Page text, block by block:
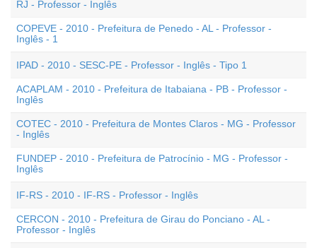
RJ - Professor - Inglês
COPEVE - 2010 - Prefeitura de Penedo - AL - Professor -
Inglês - 1
IPAD - 2010 - SESC-PE - Professor - Inglês - Tipo 1
ACAPLAM - 2010 - Prefeitura de Itabaiana - PB - Professor -
Inglês
COTEC - 2010 - Prefeitura de Montes Claros - MG - Professor
- Inglês
FUNDEP - 2010 - Prefeitura de Patrocínio - MG - Professor -
Inglês
IF-RS - 2010 - IF-RS - Professor - Inglês
CERCON - 2010 - Prefeitura de Girau do Ponciano - AL -
Professor - Inglês